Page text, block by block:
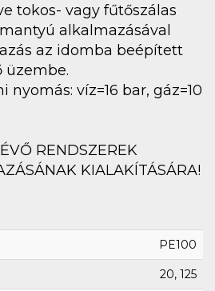
tokos- vagy fűtőszálas
alkalmazásával
az idomba beépített
üzembe.
víz=16 bar, gáz=10
RENDSZEREK
KIALAKÍTÁSÁRA!
PE100
20, 125